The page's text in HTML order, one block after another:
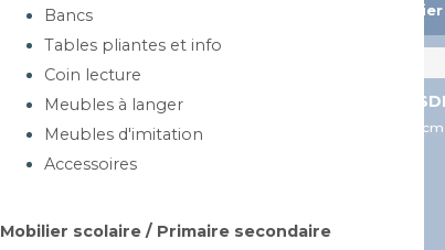
Bancs
Tables pliantes et info
Coin lecture
Meubles à langer
Meubles d'imitation
Accessoires
Mobilier scolaire / Primaire secondaire
Ajouter au panier
BANC EN PIN -
Dims: L180 x P57 x H73,5cm